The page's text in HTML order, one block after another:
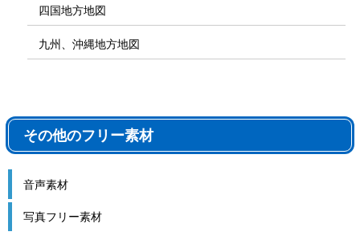
四国地方地図
九州、沖縄地方地図
その他のフリー素材
音声素材
写真フリー素材